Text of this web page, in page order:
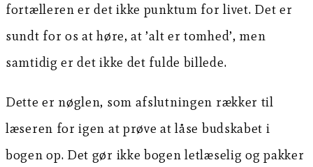
fortælleren er det ikke punktum for livet. Det er
sundt for os at høre, at ’alt er tomhed’, men
samtidig er det ikke det fulde billede.
Dette er nøglen, som afslutningen rækker til
læseren for igen at prøve at låse budskabet i
bogen op. Det gør ikke bogen letlæselig og pakker